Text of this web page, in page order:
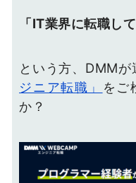
「IT業界に転職し
という方、DMMが
ジニア転職」
をご
か？